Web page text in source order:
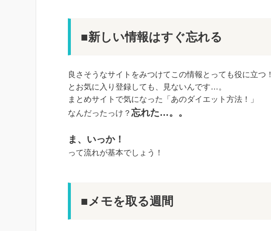
■新しい情報はすぐ忘れる
良さそうなサイトをみつけてこの情報とっても役に立つ！
とお気に入り登録しても、見ないんです…。
まとめサイトで気になった「あのダイエット方法！」
なんだったっけ？ 忘れた…。。
ま、いっか！
って流れが基本でしょう！
■メモを取る週間